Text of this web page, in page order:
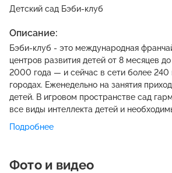
Детский сад Бэби-клуб
Описание:
Бэби-клуб - это международная
центров развития детей от 8 месяцев
2000 года — и сейчас в сети более 240
городах. Еженедельно на занятия
детей. В игровом пространстве сад гармонично развивает
все виды интеллекта детей и
навыки, поддерживаем естественное
познанию мира. Дети растут
чувствуют себя в любом пространстве.
Подробнее
Фото и видео